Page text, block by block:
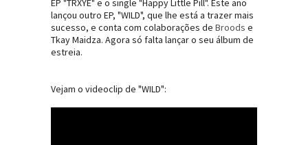
EP "TRXYE" e o single "Happy Little Pill". Este ano
lançou outro EP, "WILD", que lhe está a trazer mais
sucesso, e conta com colaborações de Broods e
Tkay Maidza. Agora só falta lançar o seu álbum de
estreia.
Vejam o videoclip de "WILD":